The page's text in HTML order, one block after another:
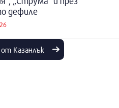
дефиле
Казанлък